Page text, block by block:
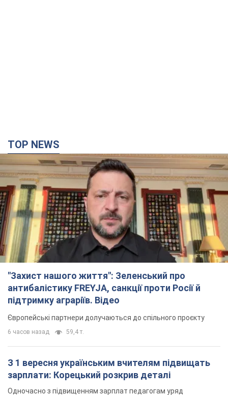
TOP NEWS
"Захист нашого життя": Зеленський про
антибалістику FREYJA, санкції проти Росії й
підтримку аграріїв. Відео
Європейські партнери долучаються до спільного проєкту
6 часов назад 59,4 т.
З 1 вересня українським вчителям підвищать
зарплати: Корецький розкрив деталі
Одночасно з підвищенням зарплат педагогам уряд